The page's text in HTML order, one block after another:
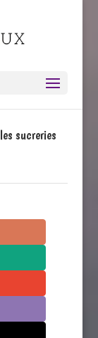
sucreries